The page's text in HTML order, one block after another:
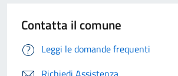
Contatta il comune
Leggi le domande frequenti